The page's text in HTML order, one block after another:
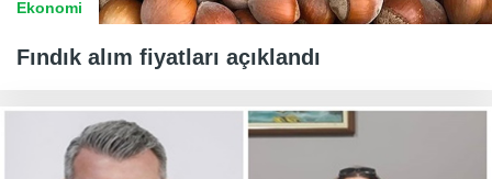
Ekonomi
Fındık alım fiyatları açıklandı